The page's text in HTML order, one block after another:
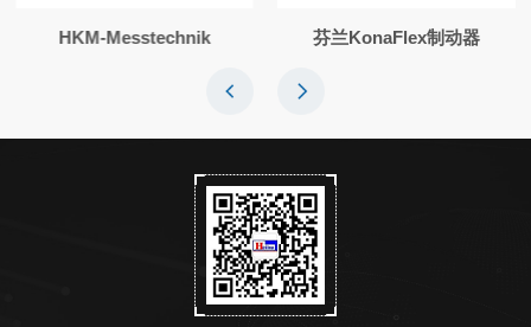
HKM-Messtechnik 芬兰KonaFlex制动器